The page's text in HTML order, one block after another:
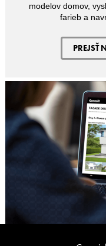
modelov domov,
farieb a
PREJSŤ